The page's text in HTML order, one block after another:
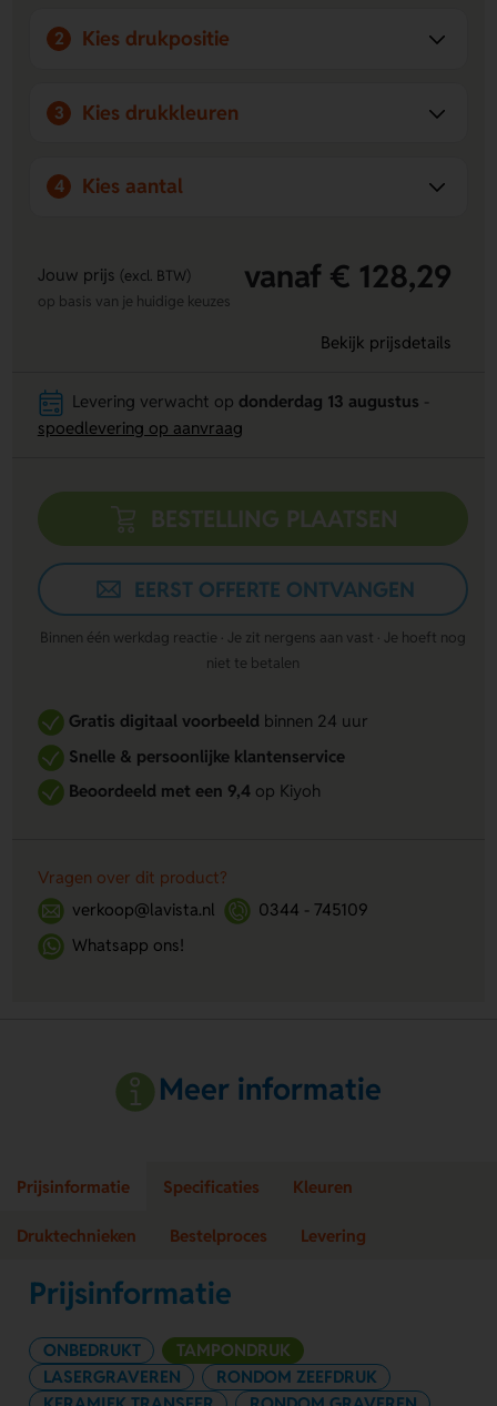
2 Kies drukpositie
3 Kies drukkleuren
4 Kies aantal
Jouw prijs (excl. BTW) vanaf € 128,29
op basis van je huidige keuzes
Bekijk prijsdetails
Levering verwacht op donderdag 13 augustus
spoedlevering op aanvraag
BESTELLING PLAATSEN
EERST OFFERTE ONTVANGEN
Binnen één werkdag reactie · Je zit nergens aan vast · Je hoeft nog
niet te betalen
Gratis digitaal voorbeeldbinnen 24 uur
Snelle & persoonlijke klantenservice
Beoordeeld met een 9,4op Kiyoh
Vragen over dit product?
verkoop@lavista.nl
0344 - 745109
Whatsapp ons!
Meer informatie
Prijsinformatie Specificaties Kleuren
Druktechnieken Bestelproces Levering
Prijsinformatie
ONBEDRUKT
TAMPONDRUK
LASERGRAVEREN
RONDOM ZEEFDRUK